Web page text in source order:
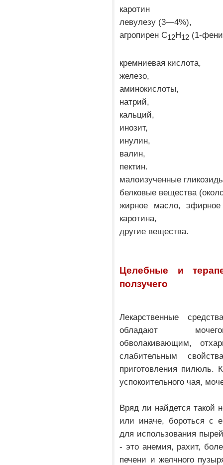
каротин
левулезу (3—4%),
агропирен С12Н12 (1-
кремниевая кислота,
железо,
аминокислоты,
натрий,
кальций,
инозит,
инулин,
валин,
пектин.
малоизученные
белковые вещества
жирное масло,
каротина,
другие вещества.
Целебные и
ползучего
Лекарственные
обладают
обволакивающим,
слабительным
приготовления пилюль.
успокоительного чая,
Вряд ли найдется такой
или иначе, бороться с
для использования
- это анемия, рахит,
печени и желчного